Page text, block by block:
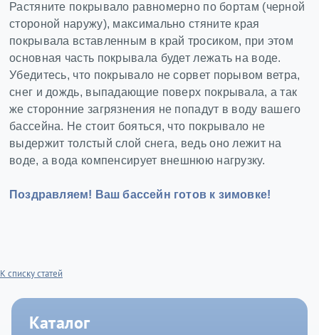
Растяните покрывало равномерно по бортам (черной
стороной наружу), максимально стяните края
покрывала вставленным в край тросиком, при этом
основная часть покрывала будет лежать на воде.
Убедитесь, что покрывало не сорвет порывом ветра,
снег и дождь, выпадающие поверх покрывала, а так
же сторонние загрязнения не попадут в воду вашего
бассейна. Не стоит бояться, что покрывало не
выдержит толстый слой снега, ведь оно лежит на
воде, а вода компенсирует внешнюю нагрузку.
Поздравляем! Ваш бассейн готов к зимовке!
К списку статей
Каталог